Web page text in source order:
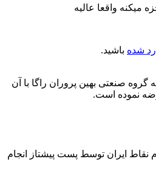
میکنه واقعا عالیه
شده باشید.
گروه صنعتی بهین پروران راگا با آن
نموده است.
نقاط ایران توسط پست پیشتاز انجام